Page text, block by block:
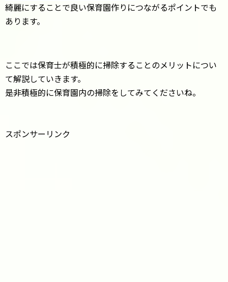
綺麗にすることで良い保育園作りにつながるポイントでも
あります。
ここでは保育士が積極的に掃除することのメリットについ
て解説していきます。
是非積極的に保育園内の掃除をしてみてくださいね。
スポンサーリンク